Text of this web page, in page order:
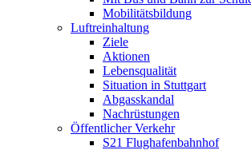
Mobilitätsbildung
Luftreinhaltung
Ziele
Aktionen
Lebensqualität
Situation in Stuttgart
Abgasskandal
Nachrüstungen
Öffentlicher Verkehr
S21 Flughafenbahnhof